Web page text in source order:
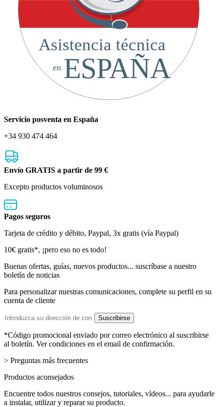
Asistencia técnica
ESPAÑA
en
Servicio posventa en España
+34 930 474 464
Envío GRATIS a partir de 99 €
Excepto productos voluminosos
Pagos seguros
Tarjeta de crédito y débito, Paypal, 3x gratis (vía Paypal)
Boletín de noticias
10€ gratis*, ¡pero eso no es todo!
Buenas ofertas, guías, nuevos productos... suscríbase a nuestro
boletín de noticias
Para personalizar nuestras comunicaciones, complete su perfil en su
cuenta de cliente
Dirección de email
Suscribirse
*Código promocional enviado por correo electrónico al suscribirse
al boletín. Ver condiciones en el email de confirmación.
> Preguntas más frecuentes
Productos aconsejados
Encuentre todos nuestros consejos, tutoriales, vídeos... para ayudarle
a instalar, utilizar y reparar su producto.